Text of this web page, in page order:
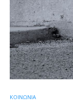
ΚΟΙΝΩΝΙΑ